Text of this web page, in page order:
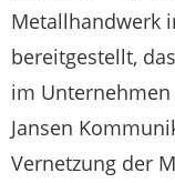
Metallhandwerk
bereitgestellt,
im
Jansen
Vernetzung der